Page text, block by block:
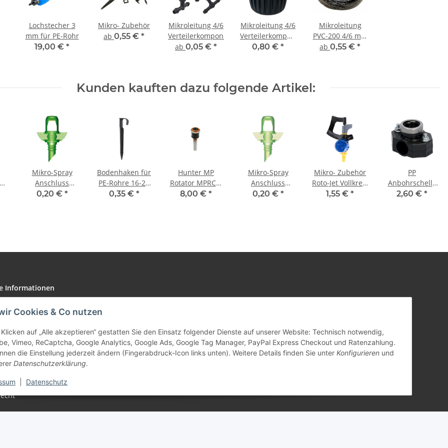
Cookies & Co nutzen
auf „Alle akzeptieren“ gestatten Sie den Einsatz folgender Dienste auf unserer Website: Technisch notwendig,
Vimeo, ReCaptcha, Google Analytics, Google Ads, Google Tag Manager, PayPal Express Checkout und Ratenzahlung.
die Einstellung jederzeit ändern (Fingerabdruck-Icon links unten). Weitere Details finden Sie unter Konfigurieren und
Datenschutzerklärung.
Datenschutz
Lochstecher 3
mm für PE-Rohr
19,00 € *
Mikro- Zubehör
ab 0,55 € *
Mikroleitung 4/6
Verteilerkomponenten
ab 0,05 € *
Mikroleitung 4/6
Verteilerkomponenten
Adapter für
0,80 € *
Mikroleitung
PVC-200 4/6 mm
mit semiflexibler
ab 0,55 € *
Kunden kauften dazu folgende Artikel:
Mikro-Spray
Anschluss
4,50mm
0,20 € *
Bodenhaken für
PE-Rohre 16-20
mm
0,35 € *
Hunter MP
Rotator MPRCS-
515
8,00 € *
Mikro-Spray
Anschluss
4,50mm
0,20 € *
Mikro- Zubehör
Roto-Jet Vollkreis
360°
1,55 € *
PP
Anbohrschelle
für PE-Rohr 20
2,60 € *
Informationen